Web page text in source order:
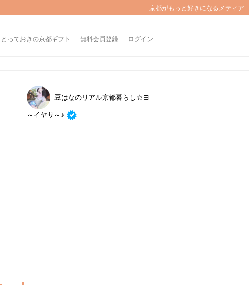
京都がもっと好きになるメディア
とっておきの京都ギフト 無料会員登録 ログイン
豆はなのリアル京都暮らし☆ヨ
～イヤサ～♪